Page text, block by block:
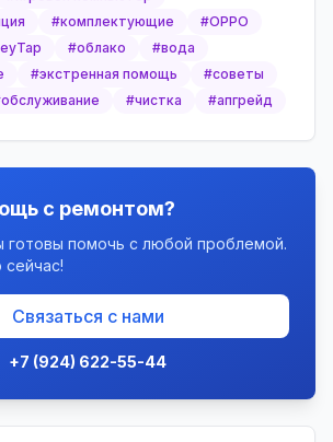
#комплектующие #OPPO
#облако #вода
#экстренная помощь #советы
обслуживание #чистка #апгрейд
с ремонтом?
готовы помочь с любой проблемой.
Связаться с нами
+7 (924) 622-55-44